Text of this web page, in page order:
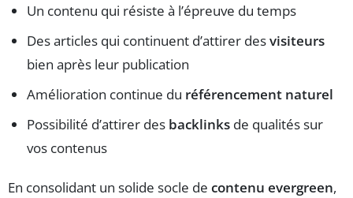
Un contenu qui résiste à l’épreuve du temps
Des articles qui continuent d’attirer desvisiteurs
bien après leur publication
Amélioration continue du référencement naturel
Possibilité d’attirer des backlinks de qualités sur
vos contenus
En consolidant un solide socle de contenu evergreen,